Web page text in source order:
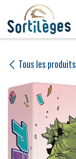
Se rendre au contenu
Tous les produits